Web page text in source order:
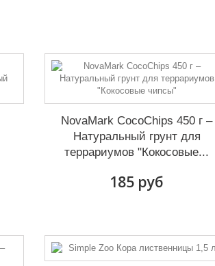
NovaMark CocoChips 450 г –
Натуральный грунт для
террариумов "Кокосовые...
185 руб